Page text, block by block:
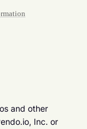
and other
Inc. or